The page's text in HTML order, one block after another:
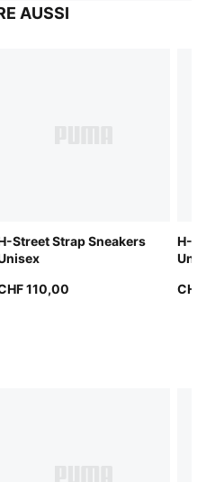
AUSSI
Street Strap Sneakers
110,00
H-